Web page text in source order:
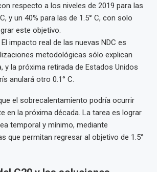
respecto a los niveles de 2019 para las
y un 40% para las de 1.5° C, con solo
este objetivo.
El impacto real de las nuevas NDC es
metodológicas sólo explican
y la próxima retirada de Estados Unidos
anulará otro 0.1° C.
el sobrecalentamiento podría ocurrir
en la próxima década. La tarea es lograr
temporal y mínimo, mediante
que permitan regresar al objetivo de 1.5°